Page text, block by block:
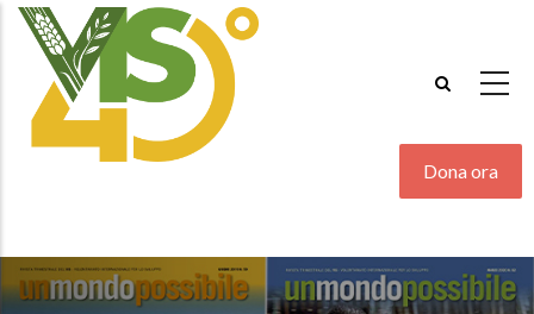
Salta
contenuto
principale
Dona ora